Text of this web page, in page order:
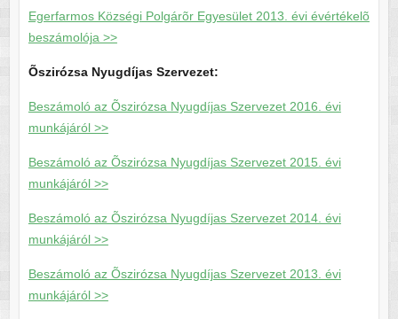
Egerfarmos Községi Polgárõr Egyesület 2013. évi évértékelõ
beszámolója >>
Õszirózsa Nyugdíjas Szervezet:
Beszámoló az Õszirózsa Nyugdíjas Szervezet 2016. évi
munkájáról >>
Beszámoló az Õszirózsa Nyugdíjas Szervezet 2015. évi
munkájáról >>
Beszámoló az Õszirózsa Nyugdíjas Szervezet 2014. évi
munkájáról >>
Beszámoló az Õszirózsa Nyugdíjas Szervezet 2013. évi
munkájáról >>